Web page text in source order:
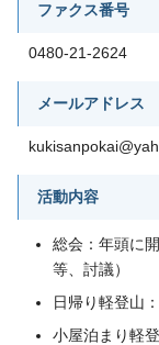
ファクス番号
0480-21-2624
メールアドレス
活動内容
総会：年頭に
等、討議）
日帰り軽登山
小屋泊まり軽